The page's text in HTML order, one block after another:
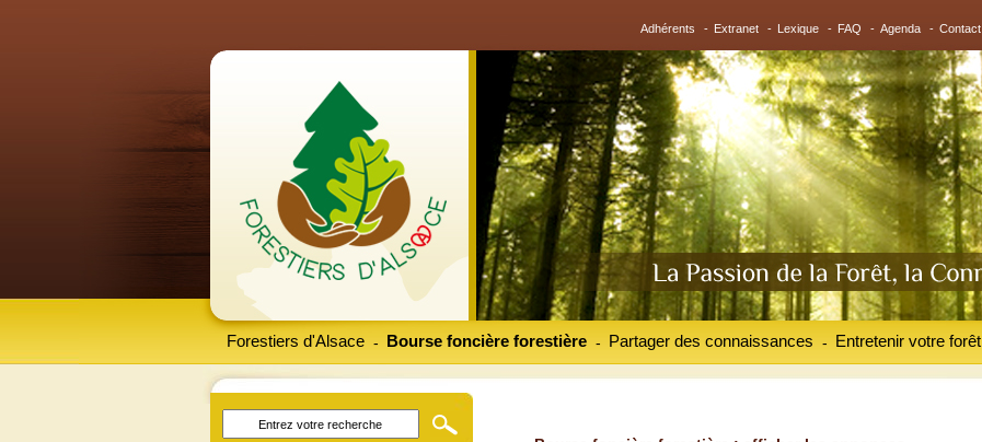
Adhérents - Extranet - Lexique - FAQ - Agenda - Contact
Forestiers d'Alsace Bourse foncière forestière
- Partager des connaissances
- Entretenir votre forêt
-